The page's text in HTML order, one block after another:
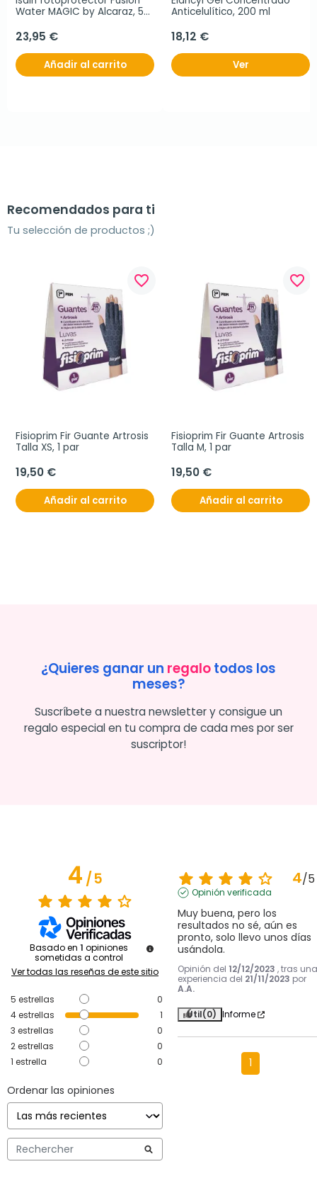
Water MAGIC by Alcaraz, 50
23,95 €
Añadir al carrito
Anticelulítico, 200 ml
18,12 €
Ver
Recomendados para ti
Tu selección de productos ;)
favorite_border
Fisioprim Fir Guante Artrosis
Talla XS, 1 par
19,50 €
Añadir al carrito
favorite_border
Fisioprim Fir Guante Artrosis
Talla M, 1 par
19,50 €
Añadir al carrito
¿Quieres ganar un regalotodos los
meses?
Suscríbete a nuestra newsletter y consigue un
regalo especial en tu compra de cada mes por ser
suscriptor!
4/5
Basado en 1 opiniones
sometidas a control
Ver todas las reseñas de este sitio
5 estrellas
0
4estrellas
1
3 estrellas
0
2estrellas
0
1 estrella 0
Ordenar las opiniones
4/5
Opinión verificada
Muy buena, pero los
resultados no sé, aún es
pronto, solo llevo unos días
usándola.
Opinión del 12/12/2023 , tras una
experiencia del 21/11/2023 por
A.A.
Útil(0) Informe
1